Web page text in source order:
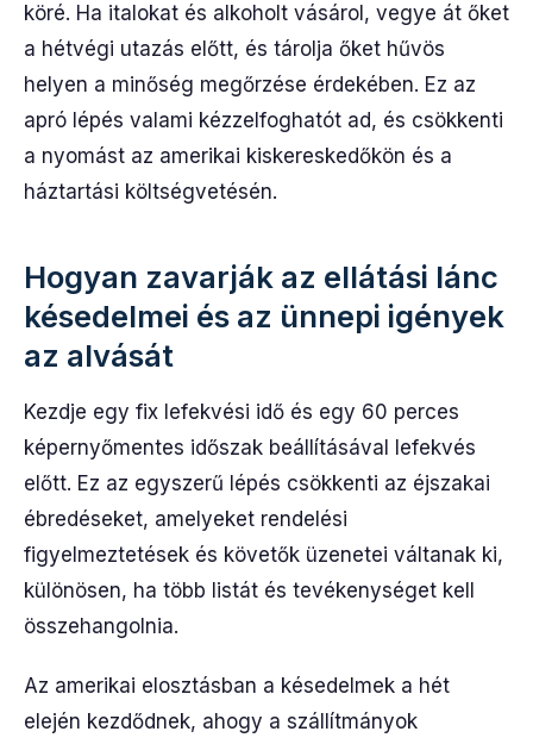
köré. Ha italokat és alkoholt vásárol, vegye át őket
a hétvégi utazás előtt, és tárolja őket hűvös
helyen a minőség megőrzése érdekében. Ez az
apró lépés valami kézzelfoghatót ad, és csökkenti
a nyomást az amerikai kiskereskedőkön és a
háztartási költségvetésén.
Hogyan zavarják az ellátási lánc
késedelmei és az ünnepi igények
az alvását
Kezdje egy fix lefekvési idő és egy 60 perces
képernyőmentes időszak beállításával lefekvés
előtt. Ez az egyszerű lépés csökkenti az éjszakai
ébredéseket, amelyeket rendelési
figyelmeztetések és követők üzenetei váltanak ki,
különösen, ha több listát és tevékenységet kell
összehangolnia.
Az amerikai elosztásban a késedelmek a hét
elején kezdődnek, ahogy a szállítmányok